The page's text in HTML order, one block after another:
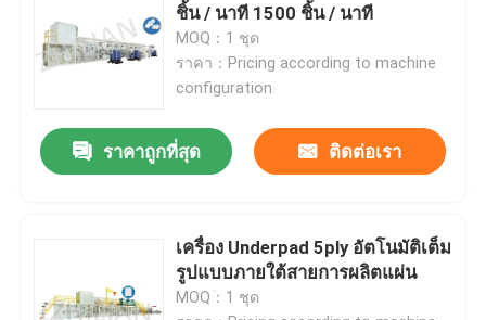
ชิ้น / นาที 1500 ชิ้น / นาที
MOQ：1 ชุด
ราคา：Pricing according to machine
configuration
ราคาถูกที่สุด ติดต่อเรา
เครื่อง Underpad 5ply อัตโนมัติเต็ม
รูปแบบภายใต้สายการผลิตแผ่น
MOQ：1 ชุด